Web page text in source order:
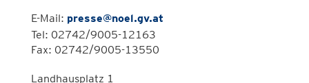
E-Mail: presse@noel.gv.at
Tel: 02742/9005-12163
Fax: 02742/9005-13550
Landhausplatz 1